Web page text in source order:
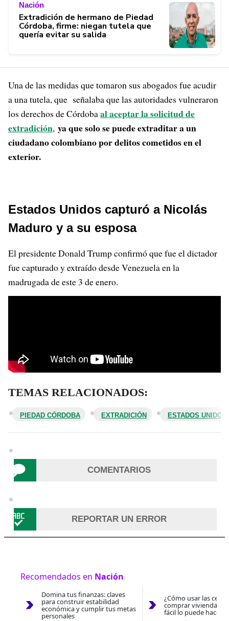
Nación
Extradición de hermano de Piedad
Córdoba, firme: niegan tutela que
quería evitar su salida
Una de las medidas que tomaron sus abogados fue acudir
a una tutela, que señalaba que las autoridades vulneraron
los derechos de Córdobaal aceptar la solicitud de
extradición, ya que solo se puede extraditar a un
ciudadano colombiano por delitos cometidos en el
exterior.
Estados Unidos capturó a Nicolás
Maduro y a su esposa
El presidente Donald Trump confirmó que fue el dictador
fue capturado y extraído desde Venezuela en la
madrugada de este 3 de enero.
TEMAS RELACIONADOS:
PIEDAD CÓRDOBA EXTRADICIÓN ESTADOS UNIDOS
COMENTARIOS
REPORTAR UN ERROR
Recomendados en Nación
Domina tus finanzas: claves
para construir estabilidad
económica y cumplir tus metas
personales
¿Cómo usar las
comprar vivienda
fácil lo puede hacer